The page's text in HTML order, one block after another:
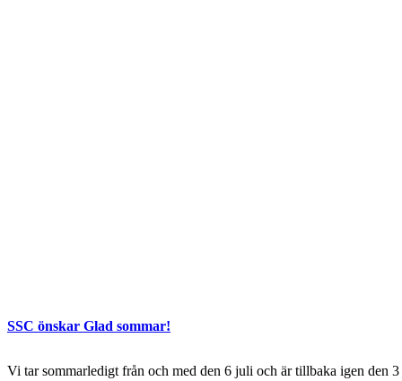
SSC önskar Glad sommar!
Vi tar sommarledigt från och med den 6 juli och är tillbaka igen den